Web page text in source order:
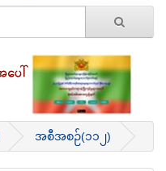
အစီအစဉ်(၁၁၂)